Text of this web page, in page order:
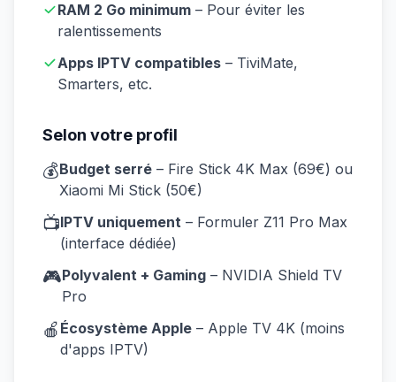
RAM 2 Go minimum– Pour éviter les
ralentissements
Apps IPTV compatibles – TiviMate,
Smarters, etc.
Selon votre profil
💰Budget serré – Fire Stick 4K Max (69€) ou
Xiaomi Mi Stick (50€)
📺IPTV uniquement – Formuler Z11 Pro Max
(interface dédiée)
🎮Polyvalent + Gaming – NVIDIA Shield TV
Pro
🍎 Écosystème Apple – Apple TV 4K (moins
d'apps IPTV)